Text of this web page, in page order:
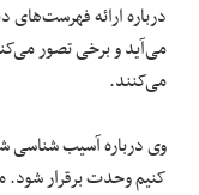
درباره ارائه
می‌آید و برخی تصور
می‌کنند.
وی درباره آسیب شناسی
کنیم وحدت برقرار شود.